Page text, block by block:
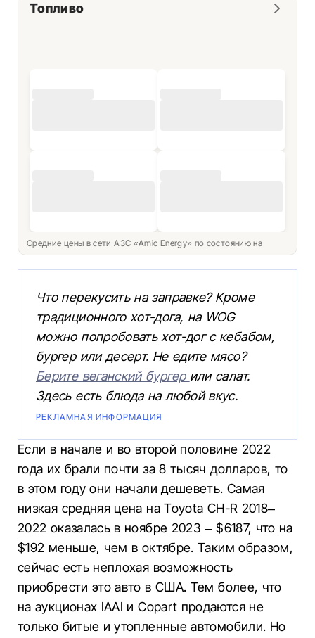
Топливо
Средние цены в сети АЗС «Amic Energy» по состоянию на
Что перекусить на заправке? Кроме
традиционного хот-дога, на WOG
можно попробовать хот-дог с кебабом,
бургер или десерт. Не едите мясо?
Берите веганский бургер или салат.
Здесь есть блюда на любой вкус.
РЕКЛАМНАЯ ИНФОРМАЦИЯ
Если в начале и во второй половине 2022
года их брали почти за 8 тысяч долларов, то
в этом году они начали дешеветь. Самая
низкая средняя цена на Toyota CH-R 2018–
2022 оказалась в ноябре 2023 – $6187, что на
$192 меньше, чем в октябре. Таким образом,
сейчас есть неплохая возможность
приобрести это авто в США. Тем более, что
на аукционах IAAI и Copart продаются не
только битые и утопленные автомобили. Но